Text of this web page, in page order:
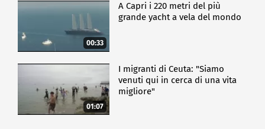
00:33
A Capri i 220 metri del più
grande yacht a vela del mondo
01:07
I migranti di Ceuta: "Siamo
venuti qui in cerca di una vita
migliore"